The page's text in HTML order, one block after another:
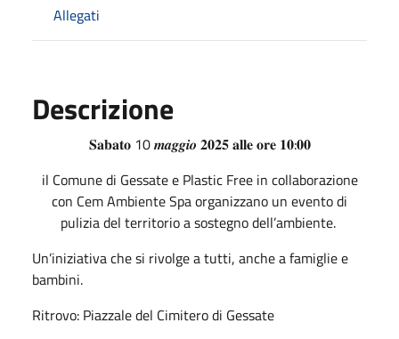
Allegati
Descrizione
𝐒𝐚𝐛𝐚𝐭𝐨 10 𝒎𝒂𝒈𝒈𝒊𝒐 𝟐𝟎𝟐𝟓 𝐚𝐥𝐥𝐞 𝐨𝐫𝐞 𝟏𝟎:𝟎𝟎
il Comune di Gessate e Plastic Free in collaborazione
con Cem Ambiente Spa organizzano un evento di
pulizia del territorio a sostegno dell’ambiente.
Un’iniziativa che si rivolge a tutti, anche a famiglie e
bambini.
Ritrovo: Piazzale del Cimitero di Gessate